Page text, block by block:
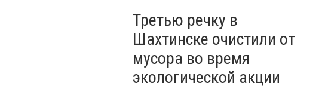
Третью речку в
Шахтинске очистили от
мусора во время
экологической акции